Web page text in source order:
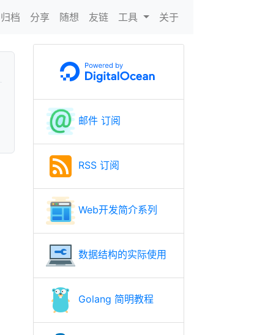
归档 分享 随想 友链 工具 关于
邮件 订阅
RSS 订阅
Web开发简介系列
数据结构的实际使用
Golang 简明教程